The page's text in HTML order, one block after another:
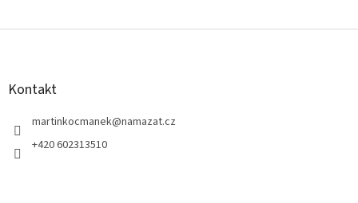
Z
Kontakt
martinkocmanek@namazat.cz
+420 602313510